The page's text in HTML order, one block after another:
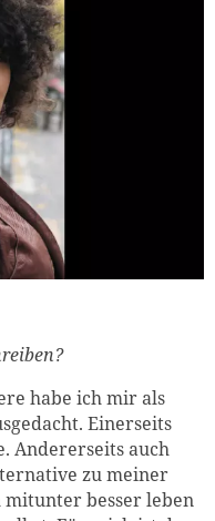
habe ich mir als
Einerseits
Andererseits auch
zu meiner
besser leben